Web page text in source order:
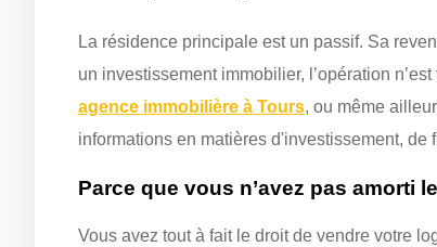
La résidence principale est un passif. Sa
un investissement immobilier, l’opération
agence immobilière à Tours, ou même
informations en matières d'investissement,
Parce que vous n’avez pas amorti
Vous avez tout à fait le droit de vendre votre